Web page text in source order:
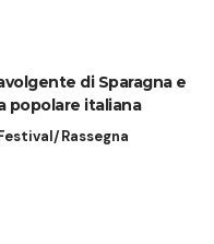
di Sparagna e
popolare italiana
Rassegna